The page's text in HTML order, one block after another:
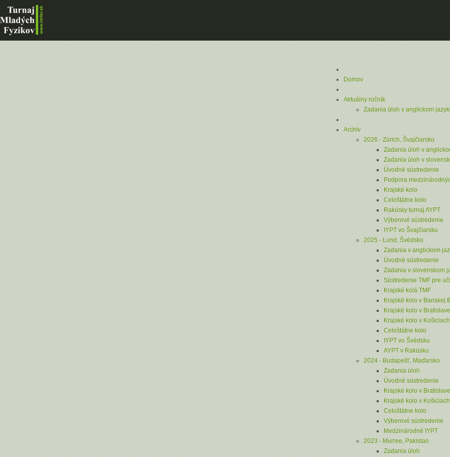
Domov
Aktuálny ročník
Zadania úloh v anglickom
Archív
2026 - Zürich, Švajčiarsko
Zadania úloh v
Zadania úloh v
Úvodné sústredenie
Podpora
Krajské kolo
Celoštátne kolo
Rakúsky turnaj AYPT
Výberové sústredenie
IYPT vo Švajčiarsku
2025 - Lund, Švédsko
Zadania v anglickom
Úvodné sústredenie
Zadania v slovenskom
Sústredenie TMF pre
Krajské kolá TMF
Krajské kolo v Banskej
Krajské kolo v Bratislave
Krajské kolo v Košiciach
Celoštátne kolo
IYPT vo Švédsku
AYPT v Rakúsku
2024 - Budapešť, Maďarsko
Zadania úloh
Úvodné sústredenie
Krajské kolo v Bratislave
Krajské kolo v Košiciach
Celoštátne kolo
Výberové sústredenie
Medzinárodné IYPT
2023 - Murree, Pakistan
Zadania úloh